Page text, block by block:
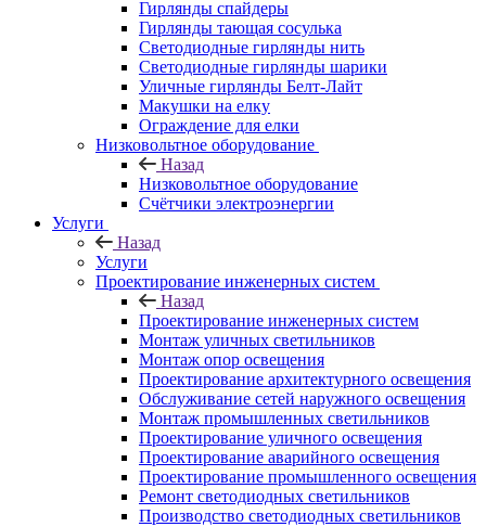
Гирлянды спайдеры
Гирлянды тающая сосулька
Светодиодные гирлянды нить
Светодиодные гирлянды шарики
Уличные гирлянды Белт-Лайт
Макушки на елку
Ограждение для елки
Низковольтное оборудование
Назад
Низковольтное оборудование
Счётчики электроэнергии
Услуги
Назад
Услуги
Проектирование инженерных систем
Назад
Проектирование инженерных систем
Монтаж уличных светильников
Монтаж опор освещения
Проектирование архитектурного освещения
Обслуживание сетей наружного освещения
Монтаж промышленных светильников
Проектирование уличного освещения
Проектирование аварийного освещения
Проектирование промышленного освещения
Ремонт светодиодных светильников
Производство светодиодных светильников